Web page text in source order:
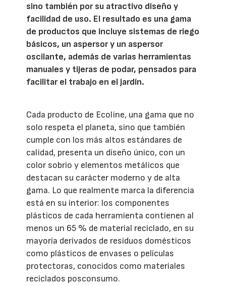
sino también por su atractivo diseño y
facilidad de uso. El resultado es una gama
de productos que incluye sistemas de riego
básicos, un aspersor y un aspersor
oscilante, además de varias herramientas
manuales y tijeras de podar, pensados para
facilitar el trabajo en el jardín.
Cada producto de Ecoline, una gama que no
solo respeta el planeta, sino que también
cumple con los más altos estándares de
calidad, presenta un diseño único, con un
color sobrio y elementos metálicos que
destacan su carácter moderno y de alta
gama. Lo que realmente marca la diferencia
está en su interior: los componentes
plásticos de cada herramienta contienen al
menos un 65 % de material reciclado, en su
mayoría derivados de residuos domésticos
como plásticos de envases o películas
protectoras, conocidos como materiales
reciclados posconsumo.